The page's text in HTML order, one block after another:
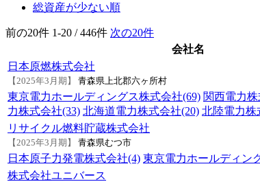
総資産が少ない順
前の20件 1-20 / 446件 次の20件
会社名
日本原燃株式会社
【2025年3月期】 青森県上北郡六ヶ所村
東京電力ホールディングス株式会社(69) 関西電力
力株式会社(33) 北海道電力株式会社(20) 北陸電力株
リサイクル燃料貯蔵株式会社
【2025年3月期】 青森県むつ市
日本原子力発電株式会社(4) 東京電力ホールディン
株式会社ユニバース